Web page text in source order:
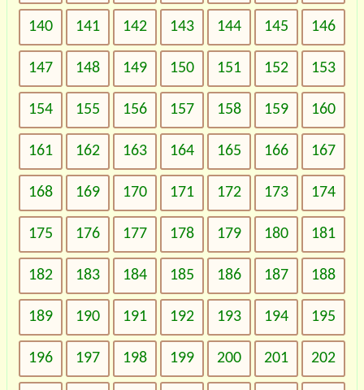
140 141 142 143 144 145 146
147 148 149 150 151 152 153
154 155 156 157 158 159 160
161 162 163 164 165 166 167
168 169 170 171 172 173 174
175 176 177 178 179 180 181
182 183 184 185 186 187 188
189 190 191 192 193 194 195
196 197 198 199 200 201 202